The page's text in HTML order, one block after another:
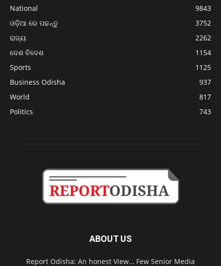
National
9843
ଓଡ଼ିଆ ରେ ପଢନ୍ତୁ
3752
ରାଜ୍ୟ
2262
ଦେଶ ବିଦେଶ
1154
Sports
1125
Business Odisha
937
World
817
Politics
743
ABOUT US
Report Odisha: An honest View… Few Senior Media